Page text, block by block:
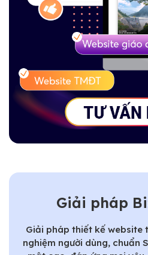
Giải pháp
Giải pháp thiết kế website
nghiệm người dùng, chuẩn